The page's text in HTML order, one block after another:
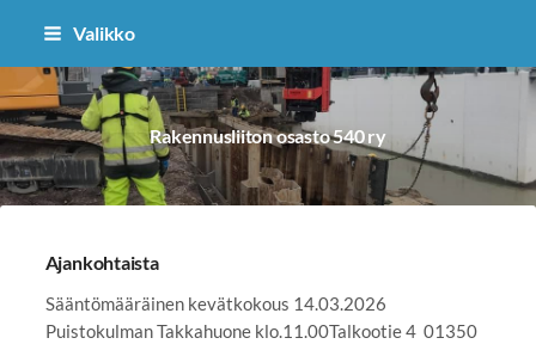
Siirry
sisältöön
Valikko
Rakennusliiton osasto 540 ry
Ajankohtaista
Sääntömääräinen kevätkokous 14.03.2026
Puistokulman Takkahuone klo.11.00Talkootie 4 01350